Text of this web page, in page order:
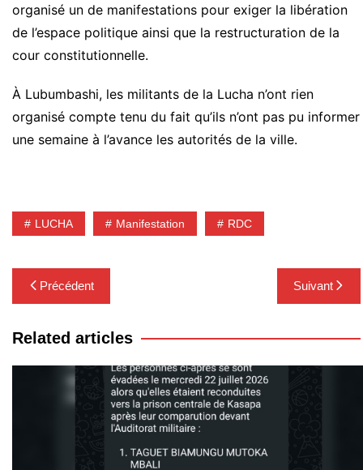
organisé un de manifestations pour exiger la libération
de l’espace politique ainsi que la restructuration de la
cour constitutionnelle.
À Lubumbashi, les militants de la Lucha n’ont rien
organisé compte tenu du fait qu’ils n’ont pas pu informer
une semaine à l’avance les autorités de la ville.
LUCHA Manifestation RDC
Navigation
de
l’article
Précédent Suivant
Related articles